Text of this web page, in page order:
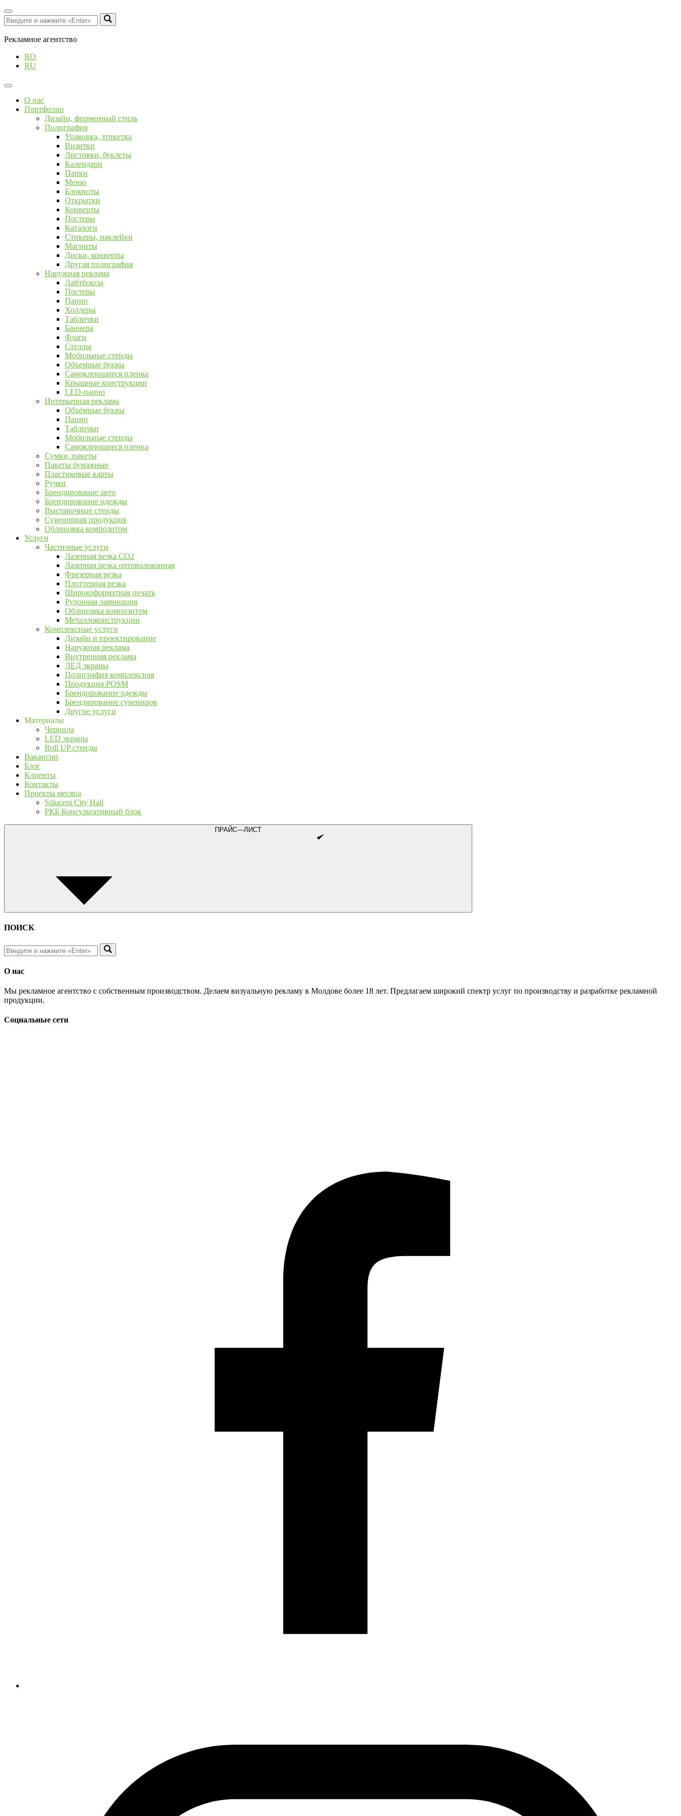
Рекламное агентство
RO
RU
О нас
Портфолио
Дизайн, фирменный стиль
Полиграфия
Упаковка, этикетка
Визитки
Листовки, буклеты
Календари
Папки
Меню
Блокноты
Открытки
Конверты
Постеры
Каталоги
Стикеры, наклейки
Магниты
Диски, конверты
Другая полиграфия
Наружная реклама
Лайтбоксы
Постеры
Панно
Холдеры
Таблички
Баннера
Флаги
Стеллы
Мобильные стенды
Объемные буквы
Самоклеющиеся пленка
Крышные конструкции
LED-панно
Интерьерная реклама
Объёмные буквы
Панно
Таблички
Мобильные стенды
Самоклеющиеся пленка
Сумки, пакеты
Пакеты бумажные
Пластиковые карты
Ручки
Брендирование авто
Брендирование одежды
Выставочные стенды
Сувенирная продукция
Облицовка композитом
Услуги
Частичные услуги
Лазерная резка CO2
Лазерная резка оптоволоконная
Фрезерная резка
Плоттерная резка
Широкоформатная печать
Рулонная ламинация
Облицовка композитом
Металлоконструкции
Комплексные услуги
Дизайн и проектирование
Наружная реклама
Внутренняя реклама
ЛЕД экраны
Полиграфия комплексная
Продукция POSM
Брендирование одежды
Брендирование сувениров
Другие услуги
Материалы
Чернила
LED экраны
Roll UP стенды
Вакансии
Блог
Клиенты
Контакты
Проекты месяца
Stăuceni City Hall
РКБ Консультативный блок
ПРАЙС—ЛИСТ
ПОИСК
О нас
Мы рекламное агентство с собственным производством. Делаем визуальную рекламу в Молдове более 18 лет. Предлагаем широкий спектр услуг по производству и разработке рекламной
продукции.
Социальные сети